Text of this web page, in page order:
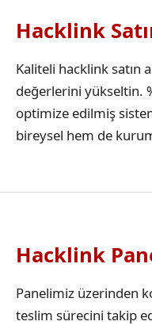
Hacklink
Kaliteli hacklink satın
değerlerini yükseltin.
optimize edilmiş
bireysel hem de
Hacklink
Panelimiz üzerinden
teslim sürecini takip